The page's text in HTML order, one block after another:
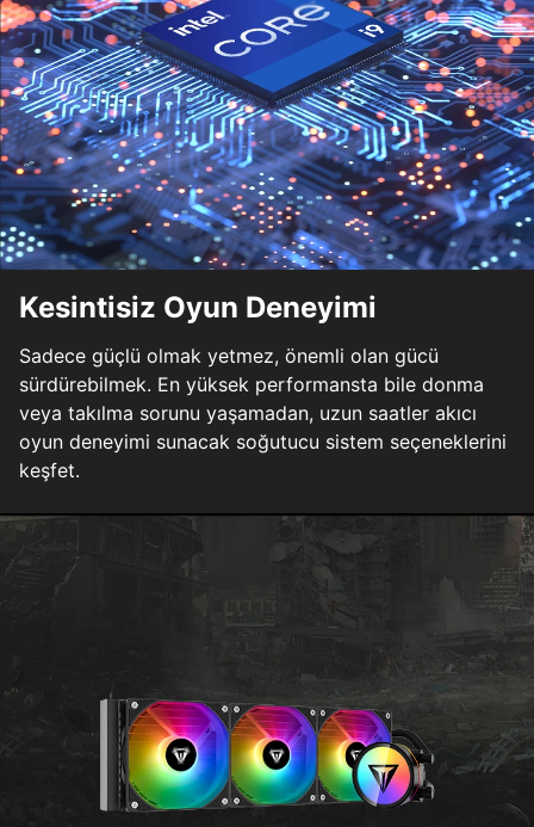
Kesintisiz Oyun Deneyimi
Sadece güçlü olmak yetmez, önemli olan gücü
sürdürebilmek. En yüksek performansta bile donma
veya takılma sorunu yaşamadan, uzun saatler akıcı
oyun deneyimi sunacak soğutucu sistem seçeneklerini
keşfet.